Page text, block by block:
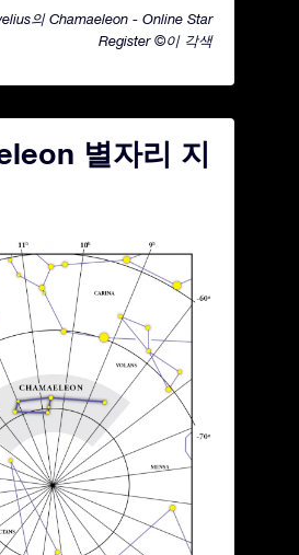
의 Chamaeleon - Online Star
Register ©이 각색
별자리 지